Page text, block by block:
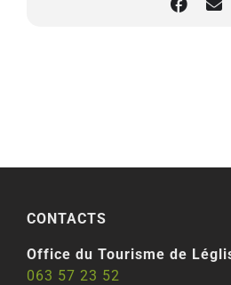
La Distillerie de
CONTACTS
Office du Tourisme de
063 57 23 52